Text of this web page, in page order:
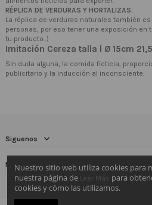
RÉPLICA DE VERDURAS Y HORTALIZAS.
La réplica de verduras naturales también
personas, por eso tener una exposición en
tu producto. )
Imitación Cereza talla l Ø 15cm
Sin duda alguna, la comida ficticia,
publicitario y la inducción al inconsciente.
Siguenos
Newsletter
Nuestro sitio web utiliza cookies para
nuestra página de Leer Más para
cookies y cómo las utilizamos.